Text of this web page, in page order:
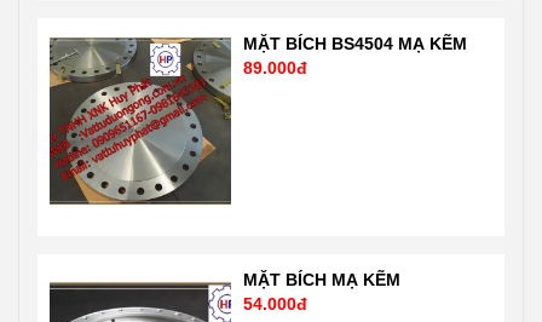
MẶT BÍCH BS4504 MẠ KẼM
89.000đ
MẶT BÍCH MẠ KẼM
54.000đ